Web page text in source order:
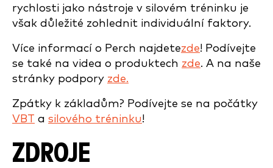
rychlosti jako nástroje v silovém tréninku je
však důležité zohlednit individuální faktory.
Více informací o Perch najdetezde! Podívejte
se také na videa o produktech zde. A na naše
stránky podpory zde.
Zpátky k základům? Podívejte se na počátky
VBT a silového tréninku!
ZDROJE